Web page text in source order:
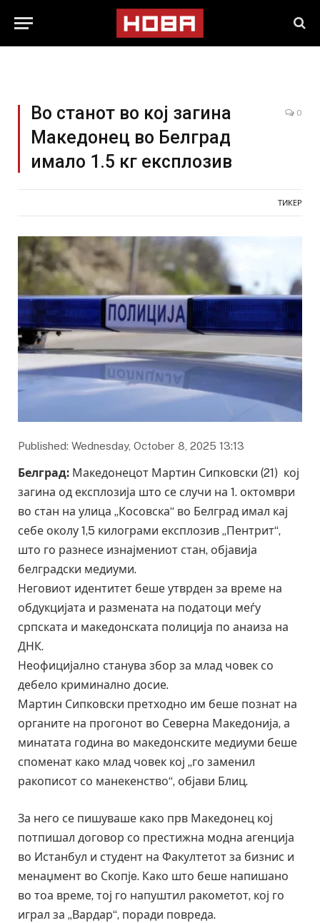
Во станот во кој загина
Македонец во Белград
имало 1.5 кг експлозив
0
ТИКЕР
Published: Wednesday, October 8, 2025 13:13
Белград: Македонецот Мартин Сипковски (21) кој
загина од експлозија што се случи на 1. октомври
во стан на улица „Косовска“ во Белград имал кај
себе околу 1,5 килограми експлозив „Пентрит“,
што го разнесе изнајмениот стан, објавија
белградски медиуми.
Неговиот идентитет беше утврден за време на
обдукцијата и размената на податоци меѓу
српската и македонската полиција по анаиза на
ДНК.
Неофицијално станува збор за млад човек со
дебело криминално досие.
Мартин Сипковски претходно им беше познат на
органите на прогонот во Северна Македонија, а
минатата година во македонските медиуми беше
споменат како млад човек кој „го заменил
ракописот со манекенство“, објави Блиц.
За него се пишуваше како прв Македонец кој
потпишал договор со престижна модна агенција
во Истанбул и студент на Факултетот за бизнис и
менаџмент во Скопјe. Како што беше напишано
во тоа време, тој го напуштил ракометот, кој го
играл за „Вардар“, поради повреда.